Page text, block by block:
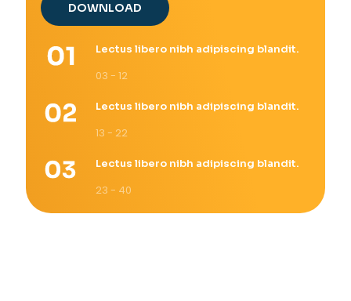
DOWNLOAD
Lectus libero nibh adipiscing blandit.
03 - 12
Lectus libero nibh adipiscing blandit.
13 - 22
Lectus libero nibh adipiscing blandit.
23 - 40